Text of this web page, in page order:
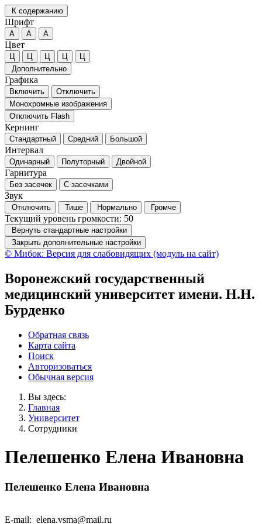
К содержанию
Шрифт
А А А
Цвет
Ц Ц Ц Ц
Ц
Дополнительно
Графика
Включить
Отключить
Монохромные изображения
Отключить Flash
Кернинг
Стандартный Средний Большой
Интервал
Одинарный Полуторный Двойной
Гарнитура
Без засечек С засечками
Звук
Отключить Тише Нормально Громче
Текущий уровень громкости: 50
Вернуть стандартные настройки
Закрыть дополнительные настройки
© Мибок: Версия для слабовидящих (модуль на сайт)
Воронежский государственный
медицинский университет имени. Н.Н.
Бурденко
Обратная связь
Карта сайта
Поиск
Авторизоваться
Обычная версия
Вы здесь:
Главная
Университет
Сотрудники
Пелешенко Елена Ивановна
Пелешенко Елена Ивановна
E-mail: elena.vsma@mail.ru